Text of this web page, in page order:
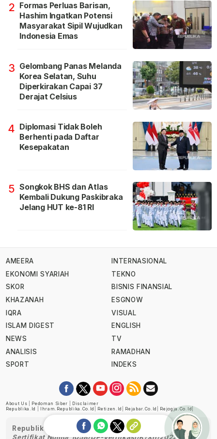
2 Formas Perluas Barisan,
Hashim Ingatkan Potensi
Masyarakat Sipil Wujudkan
Indonesia Emas
3 Gelombang Panas Melanda
Korea Selatan, Suhu
Diperkirakan Capai 37
Derajat Celsius
4 Diplomasi Tidak Boleh
Berhenti pada Daftar
Kesepakatan
5 Songkok BHS dan Atlas
Kembali Dukung Paskibraka
Jelang HUT ke-81 RI
AMEERA
EKONOMI SYARIAH
SKOR
KHAZANAH
IQRA
ISLAM DIGEST
NEWS
ANALISIS
SPORT
INTERNASIONAL
TEKNO
BISNIS FINANSIAL
ESGNOW
VISUAL
ENGLISH
TV
RAMADHAN
INDEKS
About Us Pedoman Siber
Disclaimer
Republika.id
Ihram.republika.co.id Retizen.id Rejabar.co.id Rejogja.co.id
Republika telah diverifikasi oleh Dewan Pers
Sertifikat Nomor 1058/DP-Verifikasi/K/XII/2022